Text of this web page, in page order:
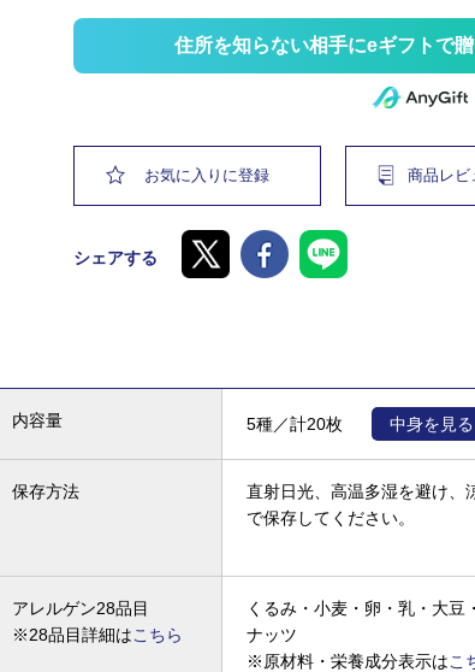
住所を知らない相手にeギフトで
お気に入りに登録 商品レビ
シェアする
内容量 5種／計20枚 中身を見る
保存方法
直射日光、高温多湿を避け、
で保存してください。
アレルゲン28品目
※28品目詳細はこちら
くるみ・小麦・卵・乳・大豆
ナッツ
※原材料・栄養成分表示はこ